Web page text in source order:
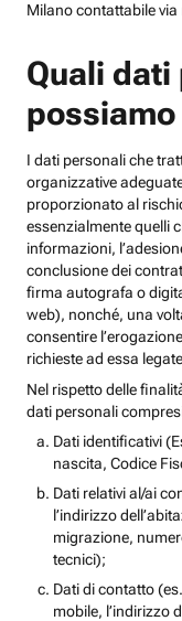
Milano contattabile via
Quali dati
I dati personali che
organizzative
proporzionato al
essenzialmente quelli
informazioni,
conclusione dei
firma autografa o
web), nonché, una
consentire
richieste ad essa
Nel rispetto delle
dati personali
Dati identificativi
nascita, Codice
Dati relativi al/ai
l’indirizzo
migrazione,
tecnici);
Dati di contatto
mobile, l’indirizzo